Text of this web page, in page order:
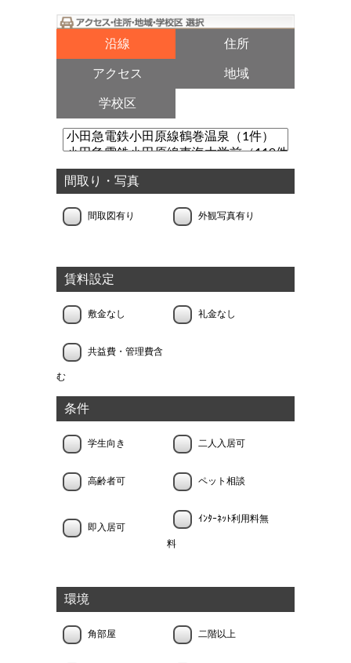
沿線 住所
アクセス 地域
学校区
間取り・写真
間取図有り 外観写真有り
賃料設定
敷金なし 礼金なし
共益費・管理費含
む
条件
学生向き 二人入居可
高齢者可 ペット相談
即入居可
ｲﾝﾀｰﾈｯﾄ利用料無
料
環境
角部屋 二階以上